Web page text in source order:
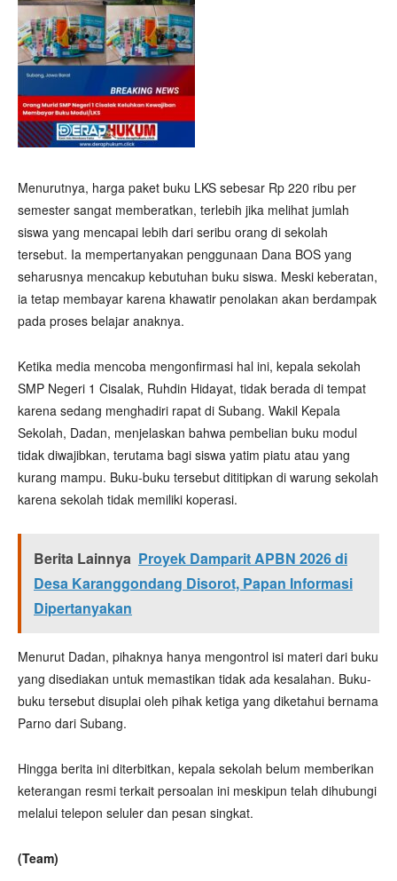
Menurutnya, harga paket buku LKS sebesar Rp 220 ribu per
semester sangat memberatkan, terlebih jika melihat jumlah
siswa yang mencapai lebih dari seribu orang di sekolah
tersebut. Ia mempertanyakan penggunaan Dana BOS yang
seharusnya mencakup kebutuhan buku siswa. Meski keberatan,
ia tetap membayar karena khawatir penolakan akan berdampak
pada proses belajar anaknya.
Ketika media mencoba mengonfirmasi hal ini, kepala sekolah
SMP Negeri 1 Cisalak, Ruhdin Hidayat, tidak berada di tempat
karena sedang menghadiri rapat di Subang. Wakil Kepala
Sekolah, Dadan, menjelaskan bahwa pembelian buku modul
tidak diwajibkan, terutama bagi siswa yatim piatu atau yang
kurang mampu. Buku-buku tersebut dititipkan di warung sekolah
karena sekolah tidak memiliki koperasi.
Berita Lainnya Proyek Damparit APBN 2026 di
Desa Karanggondang Disorot, Papan Informasi
Dipertanyakan
Menurut Dadan, pihaknya hanya mengontrol isi materi dari buku
yang disediakan untuk memastikan tidak ada kesalahan. Buku-
buku tersebut disuplai oleh pihak ketiga yang diketahui bernama
Parno dari Subang.
Hingga berita ini diterbitkan, kepala sekolah belum memberikan
keterangan resmi terkait persoalan ini meskipun telah dihubungi
melalui telepon seluler dan pesan singkat.
(Team)